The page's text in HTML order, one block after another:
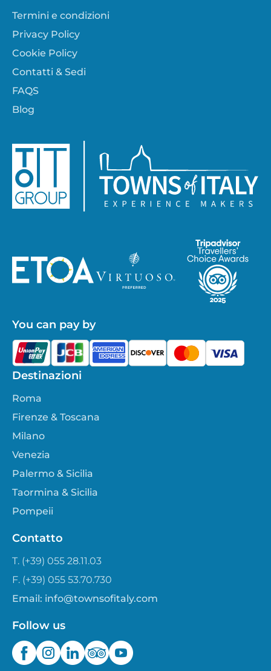
Destinazioni
Roma
Firenze & Toscana
Milano
Venezia
Palermo & Sicilia
Taormina & Sicilia
Pompeii
Termini e condizioni
Privacy Policy
Cookie Policy
Contatti & Sedi
FAQS
Blog
Contatto
T. (+39) 055 28.11.03
F. (+39) 055 53.70.730
Email: info@townsofitaly.com
You can pay by
Follow us